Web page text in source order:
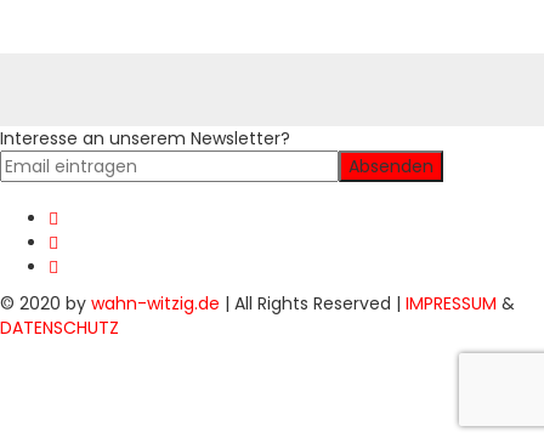
Interesse an unserem Newsletter?
© 2020 by wahn-witzig.de | All Rights Reserved | IMPRESSUM &
DATENSCHUTZ